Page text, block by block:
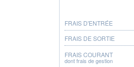
FRAIS D'ENTRÉE
FRAIS DE SORTIE
FRAIS COURANT
dont frais de gestion